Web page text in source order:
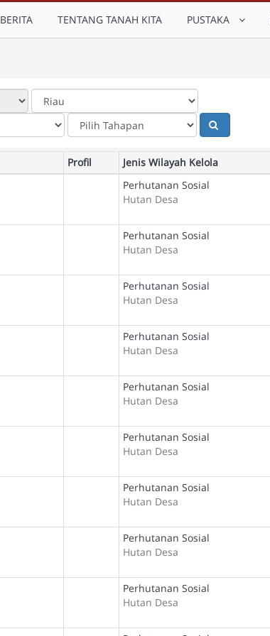
BERITA TENTANG TANAH KITA PUSTAKA
Profil Jenis Wilayah Kelola
Perhutanan Sosial
Hutan Desa
Perhutanan Sosial
Hutan Desa
Perhutanan Sosial
Hutan Desa
Perhutanan Sosial
Hutan Desa
Perhutanan Sosial
Hutan Desa
Perhutanan Sosial
Hutan Desa
Perhutanan Sosial
Hutan Desa
Perhutanan Sosial
Hutan Desa
Perhutanan Sosial
Hutan Desa